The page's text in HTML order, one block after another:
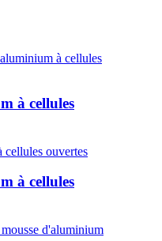
à cellules
à cellules